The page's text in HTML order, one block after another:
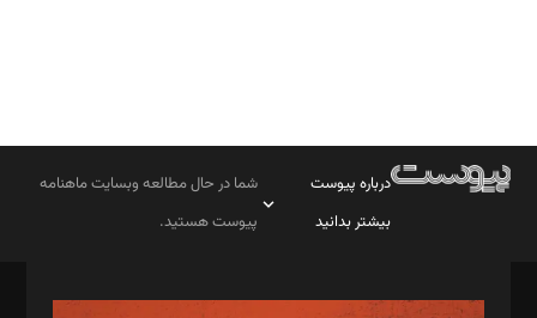
درباره پیوست
بیشتر بدانید
شما در حال مطالعه وبسایت ماهنامه
پیوست هستید.
مدیر مسئول: محمدباقر اثنی‌عشری